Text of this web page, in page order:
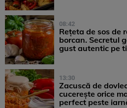
08:42
Rețeta de sos de
borcan. Secretul
gust autentic pe
13:30
Zacuscă de
cucerește orice
perfect peste